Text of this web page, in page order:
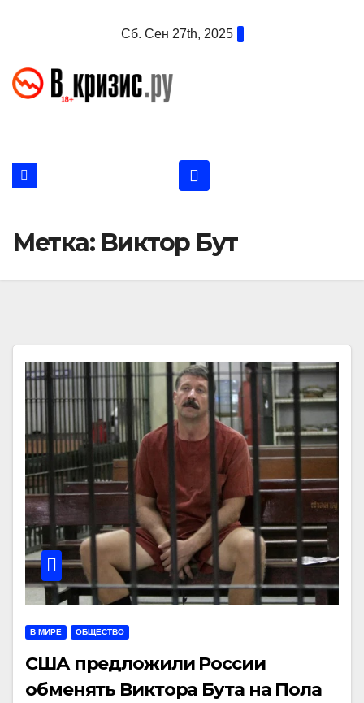
Сб. Сен 27th, 2025
Метка: Виктор Бут
В МИРЕ ОБЩЕСТВО
США предложили России
обменять Виктора Бута на Пола